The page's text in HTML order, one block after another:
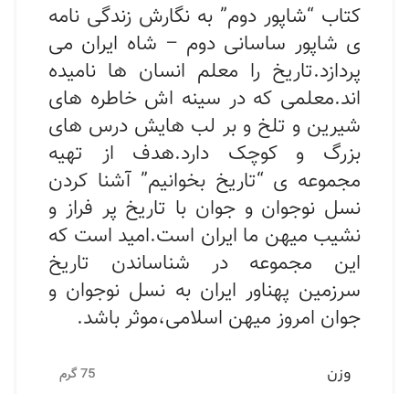
کتاب “شاپور دوم” به نگارش زندگی نامه
ی شاپور ساسانی دوم – شاه ایران می
پردازد.تاریخ را معلم انسان ها نامیده
اند.معلمی که در سینه اش خاطره های
شیرین و تلخ و بر لب هایش درس های
بزرگ و کوچک دارد.هدف از تهیه
مجموعه ی “تاریخ بخوانیم” آشنا کردن
نسل نوجوان و جوان با تاریخ پر فراز و
نشیب میهن ما ایران است.امید است که
این مجموعه در شناساندن تاریخ
سرزمین پهناور ایران به نسل نوجوان و
جوان امروز میهن اسلامی،موثر باشد.
وزن 75 گرم